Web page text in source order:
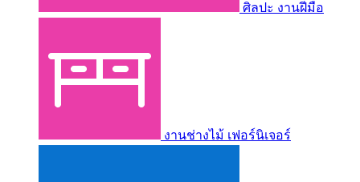
ศิลปะ งานฝีมือ
งานช่างไม้ เฟอร์นิเจอร์